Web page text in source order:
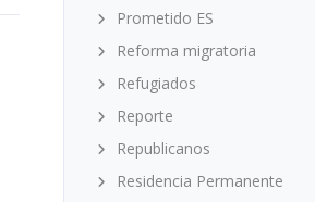
Prometido ES
Reforma migratoria
Refugiados
Reporte
Republicanos
Residencia Permanente